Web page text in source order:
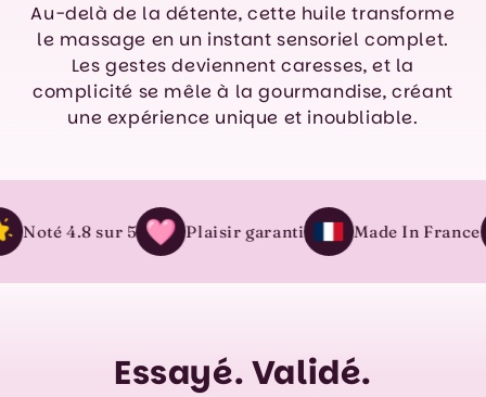
Au-delà de la détente, cette huile transforme
le massage en un instant sensoriel complet.
Les gestes deviennent caresses, et la
complicité se mêle à la gourmandise, créant
une expérience unique et inoubliable.
4.8 sur 5 Plaisir garanti Made In France
Essayé. Validé.